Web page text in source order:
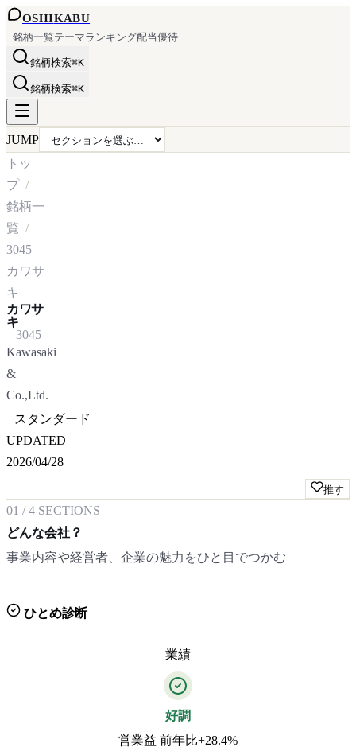
OSHIKABU
銘柄一覧テーマランキング配当優待
銘柄検索⌘K
銘柄検索⌘K
JUMP
トッ
プ
銘柄一
覧
3045
カワサ
キ
カワサ
キ
3045
Kawasaki
&
Co.,Ltd.
スタンダード
UPDATED
2026/04/28
推す
01 /4 SECTIONS
どんな会社？
事業内容や経営者、企業の魅力をひと目でつかむ
ひとめ診断
業績
好調
営業益 前年比+28.4%